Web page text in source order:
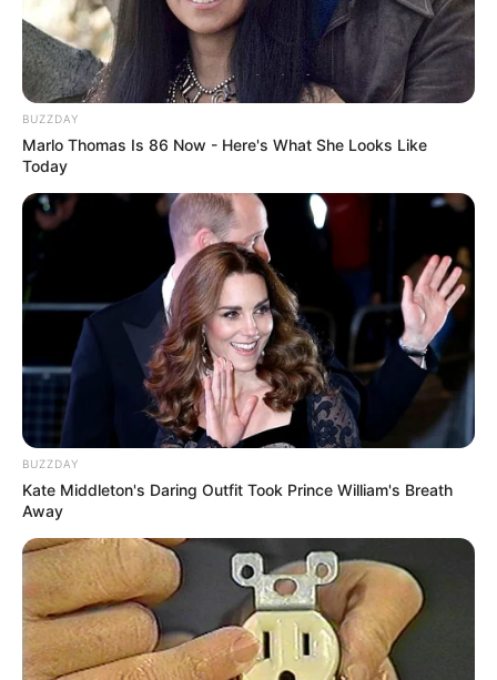
BUZZDAY
Marlo Thomas Is 86 Now - Here's What She Looks Like
Today
BUZZDAY
Kate Middleton's Daring Outfit Took Prince William's Breath
Away